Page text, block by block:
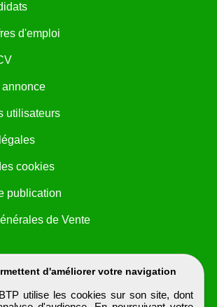
d'améliorer votre navigation
utilise les cookies sur son site, dont
d'emploi
annonce
utilisateurs
cookies
publication
de Vente